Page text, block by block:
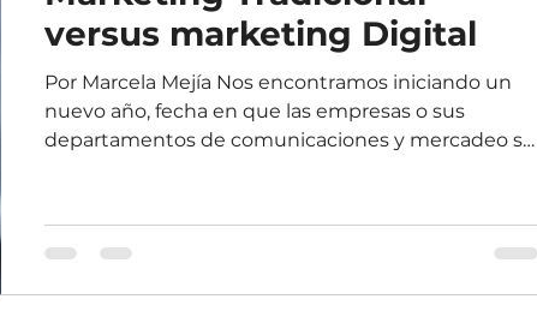
versus marketing Digital
Por Marcela Mejía Nos encontramos iniciando un
nuevo año, fecha en que las empresas o sus
departamentos de comunicaciones y mercadeo se